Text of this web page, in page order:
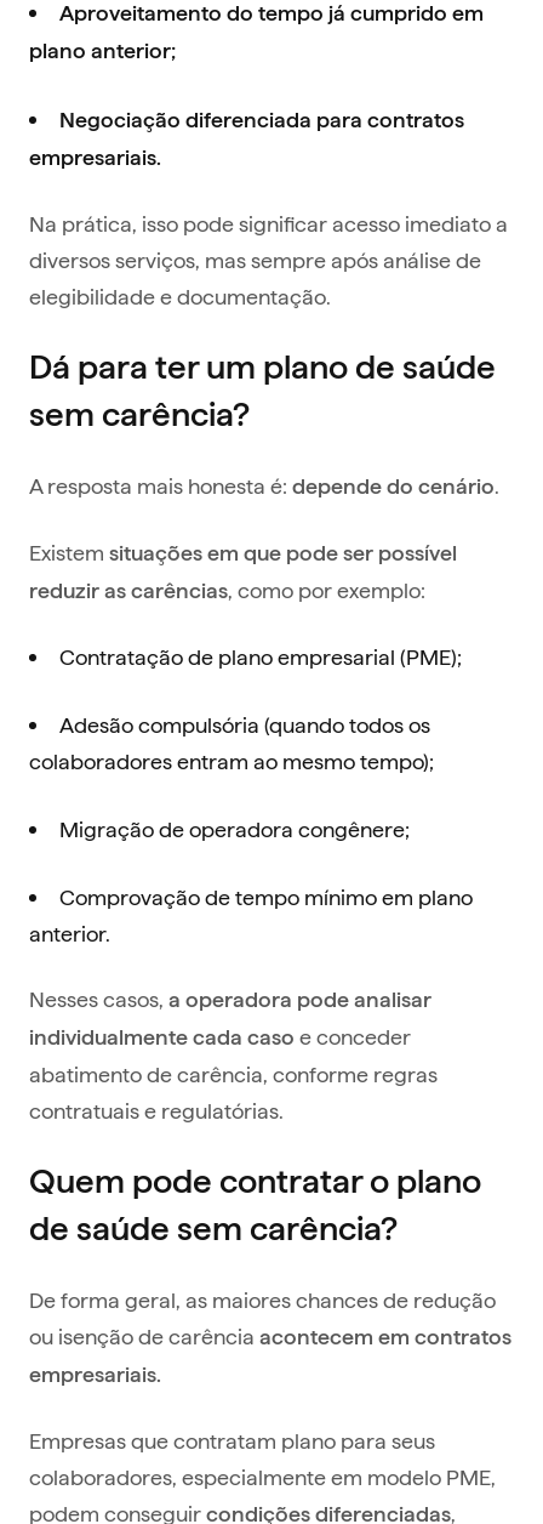
Aproveitamento do tempo já cumprido em
plano anterior;
Negociação diferenciada para contratos
empresariais.
Na prática, isso pode significar acesso imediato a
diversos serviços, mas sempre após análise de
elegibilidade e documentação.
Dá para ter um plano de saúde
sem carência?
A resposta mais honesta é: depende do cenário.
Existem situações em que pode ser possível
reduzir as carências, como por exemplo:
Contratação de plano empresarial (PME);
Adesão compulsória (quando todos os
colaboradores entram ao mesmo tempo);
Migração de operadora congênere;
Comprovação de tempo mínimo em plano
anterior.
Nesses casos, a operadora pode analisar
individualmente cada caso e conceder
abatimento de carência, conforme regras
contratuais e regulatórias.
Quem pode contratar o plano
de saúde sem carência?
De forma geral, as maiores chances de redução
ou isenção de carência acontecem em contratos
empresariais.
Empresas que contratam plano para seus
colaboradores, especialmente em modelo PME,
podem conseguir condições diferenciadas,